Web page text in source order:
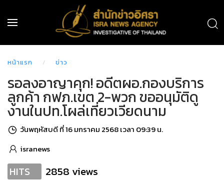
หน้าแรก ข่าว
รอลงอาญาคุก! อดีตผอ.กองบริการ
ลูกค้า กฟภ.เขต 2-พวก ขออนุมัติดู
งานในปท.โผล่เที่ยวเวียดนาม
วันพฤหัสบดี ที่ 16 มกราคม 2568 เวลา 09:39 น.
isranews
HITS 2858 views